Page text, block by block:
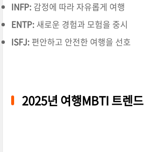
INFP: 감정에 따라 자유롭게 여행
ENTP: 새로운 경험과 모험을 중시
ISFJ: 편안하고 안전한 여행을 선호
2025년 여행MBTI 트렌드